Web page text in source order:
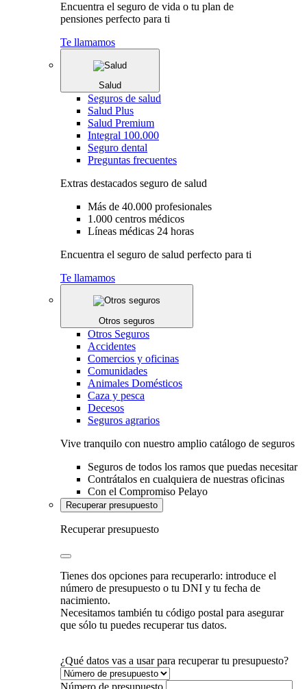
Encuentra el seguro de vida o tu plan de
pensiones perfecto para ti
Te llamamos
Salud
Seguros de salud
Salud Plus
Salud Premium
Integral 100.000
Seguro dental
Preguntas frecuentes
Extras destacados seguro de salud
Más de 40.000 profesionales
1.000 centros médicos
Líneas médicas 24 horas
Encuentra el seguro de salud perfecto para ti
Te llamamos
Otros seguros
Otros Seguros
Accidentes
Comercios y oficinas
Comunidades
Animales Domésticos
Caza y pesca
Decesos
Seguros agrarios
Vive tranquilo con nuestro amplio catálogo de seguros
Seguros de todos los ramos que puedas necesitar
Contrátalos en cualquiera de nuestras oficinas
Con el Compromiso Pelayo
Recuperar presupuesto
Recuperar presupuesto
Tienes dos opciones para recuperarlo: introduce el
número de presupuesto o tu DNI y tu fecha de
nacimiento.
Necesitamos también tu código postal para asegurar
que sólo tu puedes recuperar tus datos.
¿Qué datos vas a usar para recuperar tu presupuesto?
Número de presupuesto